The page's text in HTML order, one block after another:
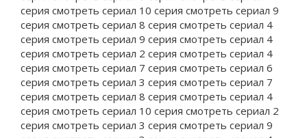
серия смотреть сериал 10 серия смотреть сериал 9
серия смотреть сериал 8 серия смотреть сериал 4
серия смотреть сериал 9 серия смотреть сериал 4
серия смотреть сериал 2 серия смотреть сериал 4
серия смотреть сериал 7 серия смотреть сериал 6
серия смотреть сериал 3 серия смотреть сериал 7
серия смотреть сериал 8 серия смотреть сериал 4
серия смотреть сериал 10 серия смотреть сериал 2
серия смотреть сериал 3 серия смотреть сериал 9